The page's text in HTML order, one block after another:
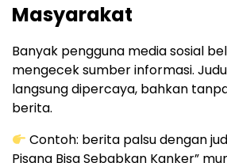
Masyarakat
Banyak pengguna media sosial
mengecek sumber informasi.
langsung dipercaya, bahkan
berita.
Contoh: berita palsu dengan
Pisang Bisa Sebabkan Kanker”